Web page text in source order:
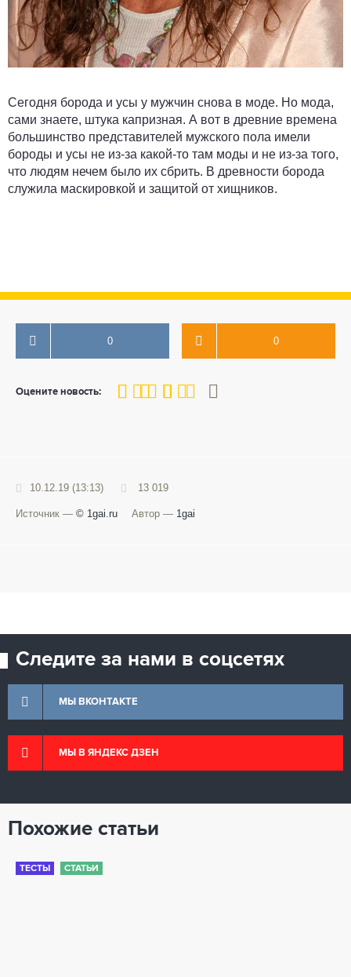
Сегодня борода и усы у мужчин снова в моде. Но мода,
сами знаете, штука капризная. А вот в древние времена
большинство представителей мужского пола имели
бороды и усы не из-за какой-то там моды и не из-за того,
что людям нечем было их сбрить. В древности борода
служила маскировкой и защитой от хищников.
0 0
Оцените новость:
80
1 2 3 4 5
10.12.19 (13:13) 13 019
Источник — © 1gai.ru Автор — 1gai
Следите за нами в соцсетях
МЫ ВКОНТАКТЕ
МЫ В ЯНДЕКС ДЗЕН
Похожие статьи
ТЕСТЫ СТАТЬИ